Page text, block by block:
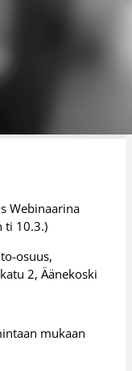
Webinaarina
ti 10.3.)
osuus,
2, Äänekoski
mukaan